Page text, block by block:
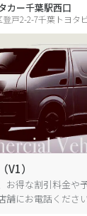
カー千葉駅西口
戸2-2-7千葉トヨタ
）
お得な割引料金や
にお電話ください